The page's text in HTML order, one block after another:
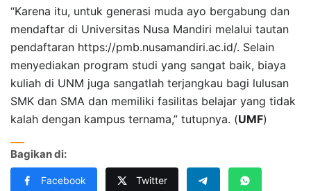
“Karena itu, untuk generasi muda ayo bergabung dan
mendaftar di Universitas Nusa Mandiri melalui tautan
pendaftaran https://pmb.nusamandiri.ac.id/. Selain
menyediakan program studi yang sangat baik, biaya
kuliah di UNM juga sangatlah terjangkau bagi lulusan
SMK dan SMA dan memiliki fasilitas belajar yang tidak
kalah dengan kampus ternama,” tutupnya. (UMF)
Bagikan di:
Facebook Twitter